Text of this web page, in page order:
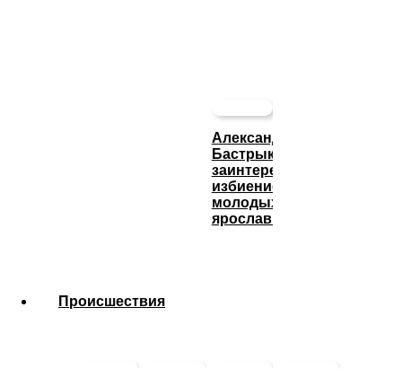
Александр
Бастрыкин
заинтересовался
избиением
молодых
ярославцев
Происшествия